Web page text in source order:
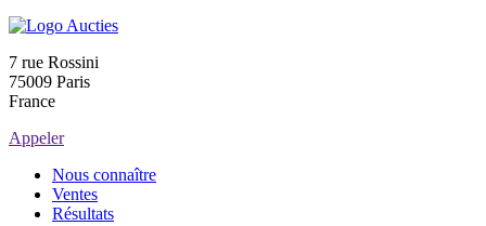
7 rue Rossini
75009 Paris
France
Appeler
Nous connaître
Ventes
Résultats